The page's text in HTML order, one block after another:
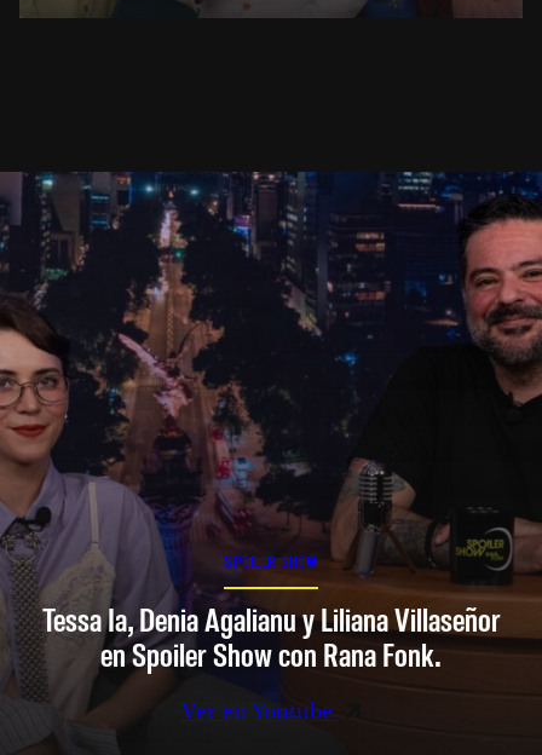
SPOILER SHOW
Tessa Ia, Denia Agalianu y Liliana Villaseñor
en Spoiler Show con Rana Fonk.
Ver en Youtube